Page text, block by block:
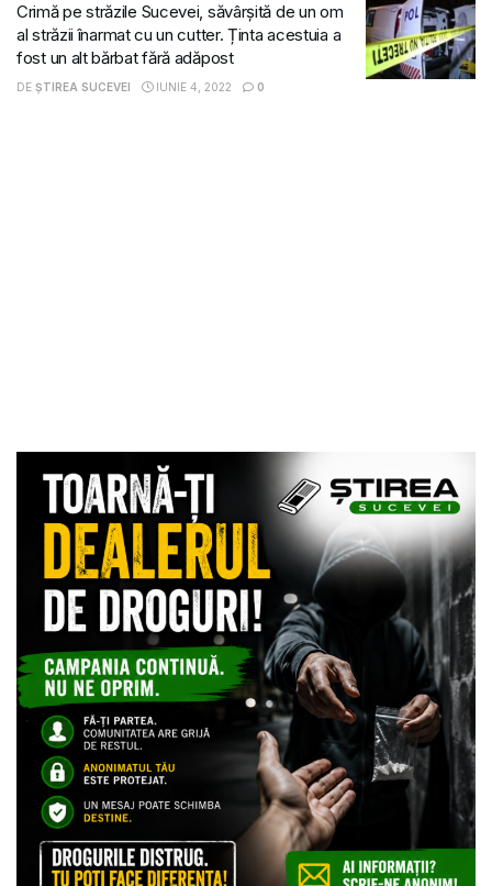
Crimă pe străzile Sucevei, săvârșită de un om
al străzii înarmat cu un cutter. Ținta acestuia a
fost un alt bărbat fără adăpost
DE ȘTIREA SUCEVEI IUNIE 4, 2022 0